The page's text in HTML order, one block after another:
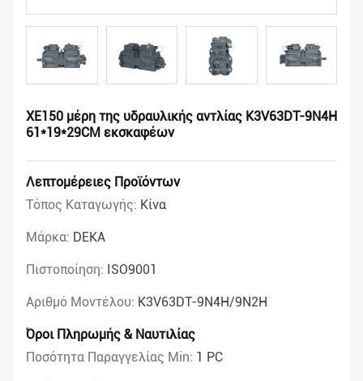
XE150 μέρη της υδραυλικής αντλίας K3V63DT-9N4H
61*19*29CM εκσκαφέων
Λεπτομέρειες Προϊόντων
Τόπος Καταγωγής: Κίνα
Μάρκα: DEKA
Πιστοποίηση: ISO9001
Αριθμό Μοντέλου: K3V63DT-9N4H/9N2H
Όροι Πληρωμής & Ναυτιλίας
Ποσότητα Παραγγελίας Min: 1 PC